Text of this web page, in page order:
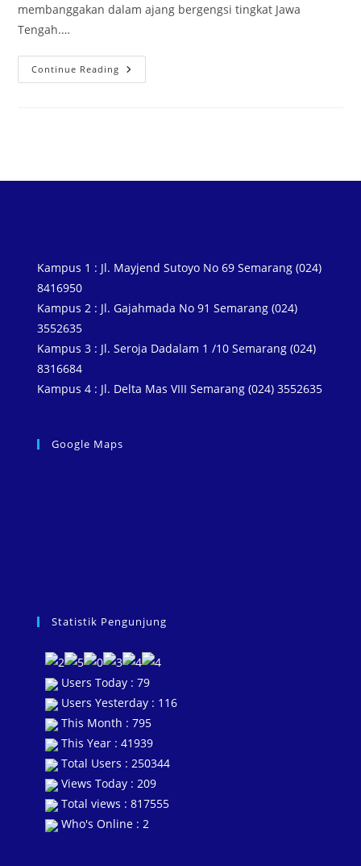
membanggakan dalam ajang bergengsi tingkat Jawa
Tengah.…
Continue Reading
Kampus 1 : Jl. Mayjend Sutoyo No 69 Semarang (024)
8416950
Kampus 2 : Jl. Gajahmada No 91 Semarang (024)
3552635
Kampus 3 : Jl. Seroja Dadalam 1 /10 Semarang (024)
8316684
Kampus 4 : Jl. Delta Mas VIII Semarang (024) 3552635
Google Maps
Statistik Pengunjung
Users Today : 79
Users Yesterday : 116
This Month : 795
This Year : 41939
Total Users : 250344
Views Today : 209
Total views : 817555
Who's Online : 2